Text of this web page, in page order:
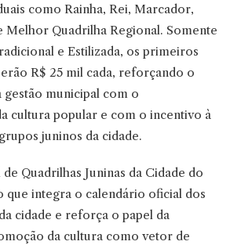
como Rainha, Rei, Marcador,
Melhor Quadrilha Regional. Somente
e Estilizada, os primeiros
R$ 25 mil cada, reforçando o
municipal com o
cultura popular e com o incentivo à
juninos da cidade.
Quadrilhas Juninas da Cidade do
que integra o calendário oficial dos
cidade e reforça o papel da
da cultura como vetor de